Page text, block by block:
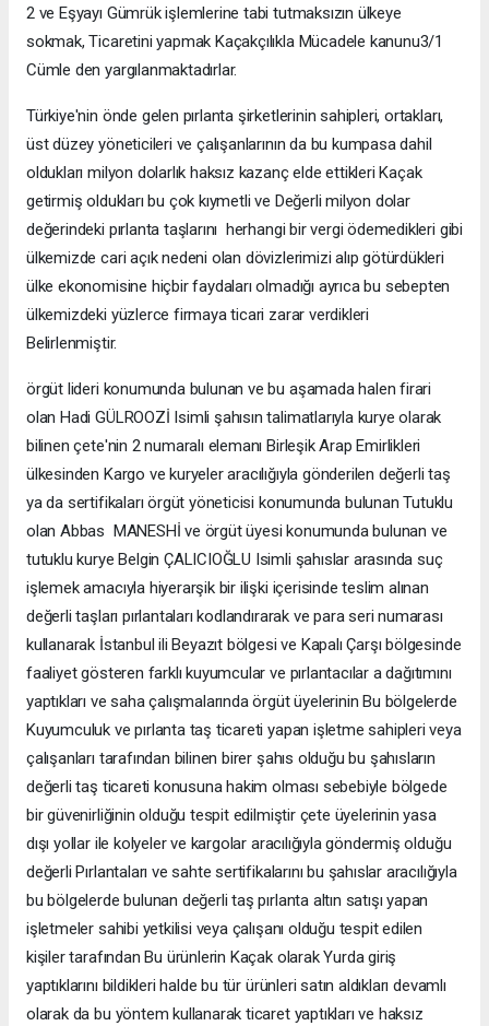
2 ve Eşyayı Gümrük işlemlerine tabi tutmaksızın ülkeye
sokmak, Ticaretini yapmak Kaçakçılıkla Mücadele kanunu3/1
Cümle den yargılanmaktadırlar.
Türkiye'nin önde gelen pırlanta şirketlerinin sahipleri, ortakları,
üst düzey yöneticileri ve çalışanlarının da bu kumpasa dahil
oldukları milyon dolarlık haksız kazanç elde ettikleri Kaçak
getirmiş oldukları bu çok kıymetli ve Değerli milyon dolar
değerindeki pırlanta taşlarını herhangi bir vergi ödemedikleri gibi
ülkemizde cari açık nedeni olan dövizlerimizi alıp götürdükleri
ülke ekonomisine hiçbir faydaları olmadığı ayrıca bu sebepten
ülkemizdeki yüzlerce firmaya ticari zarar verdikleri
Belirlenmiştir.
örgüt lideri konumunda bulunan ve bu aşamada halen firari
olan Hadi GÜLROOZİ Isimli şahısın talimatlarıyla kurye olarak
bilinen çete'nin 2 numaralı elemanı Birleşik Arap Emirlikleri
ülkesinden Kargo ve kuryeler aracılığıyla gönderilen değerli taş
ya da sertifikaları örgüt yöneticisi konumunda bulunan Tutuklu
olan Abbas MANESHİ ve örgüt üyesi konumunda bulunan ve
tutuklu kurye Belgin ÇALICIOĞLU Isimli şahıslar arasında suç
işlemek amacıyla hiyerarşik bir ilişki içerisinde teslim alınan
değerli taşları pırlantaları kodlandırarak ve para seri numarası
kullanarak İstanbul ili Beyazıt bölgesi ve Kapalı Çarşı bölgesinde
faaliyet gösteren farklı kuyumcular ve pırlantacılar a dağıtımını
yaptıkları ve saha çalışmalarında örgüt üyelerinin Bu bölgelerde
Kuyumculuk ve pırlanta taş ticareti yapan işletme sahipleri veya
çalışanları tarafından bilinen birer şahıs olduğu bu şahısların
değerli taş ticareti konusuna hakim olması sebebiyle bölgede
bir güvenirliğinin olduğu tespit edilmiştir çete üyelerinin yasa
dışı yollar ile kolyeler ve kargolar aracılığıyla göndermiş olduğu
değerli Pırlantaları ve sahte sertifikalarını bu şahıslar aracılığıyla
bu bölgelerde bulunan değerli taş pırlanta altın satışı yapan
işletmeler sahibi yetkilisi veya çalışanı olduğu tespit edilen
kişiler tarafından Bu ürünlerin Kaçak olarak Yurda giriş
yaptıklarını bildikleri halde bu tür ürünleri satın aldıkları devamlı
olarak da bu yöntem kullanarak ticaret yaptıkları ve haksız